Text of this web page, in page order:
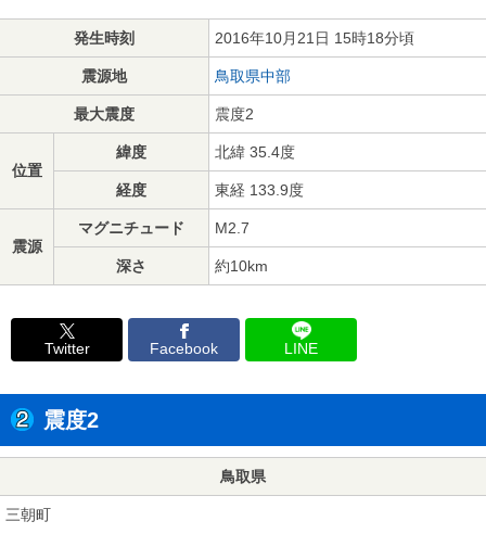
発生時刻 2016年10月21日 15時18分頃
震源地 鳥取県中部
最大震度 震度2
位置
緯度 北緯 35.4度
経度 東経 133.9度
震源
マグニチュード M2.7
深さ 約10km
Twitter Facebook LINE
震度2
鳥取県
三朝町